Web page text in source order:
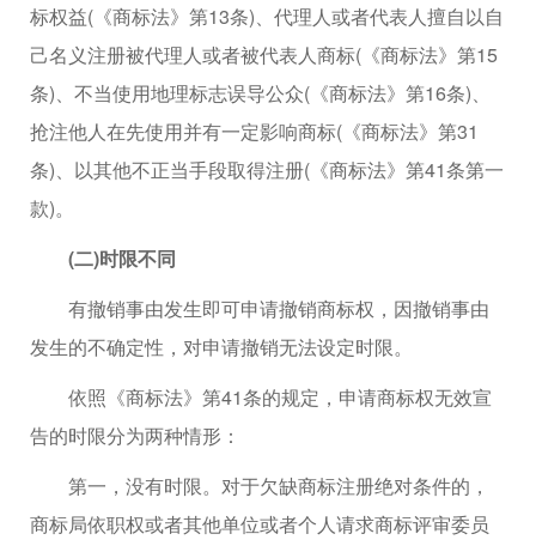
标权益(《商标法》第13条)、代理人或者代表人擅自以自
己名义注册被代理人或者被代表人商标(《商标法》第15
条)、不当使用地理标志误导公众(《商标法》第16条)、
抢注他人在先使用并有一定影响商标(《商标法》第31
条)、以其他不正当手段取得注册(《商标法》第41条第一
款)。
(二)时限不同
有撤销事由发生即可申请撤销商标权，因撤销事由
发生的不确定性，对申请撤销无法设定时限。
依照《商标法》第41条的规定，申请商标权无效宣
告的时限分为两种情形：
第一，没有时限。对于欠缺商标注册绝对条件的，
商标局依职权或者其他单位或者个人请求商标评审委员